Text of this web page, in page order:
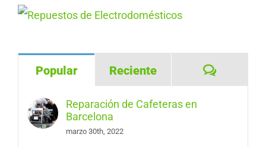
Popular Reciente
Reparación de Cafeteras en
Barcelona
marzo 30th, 2022